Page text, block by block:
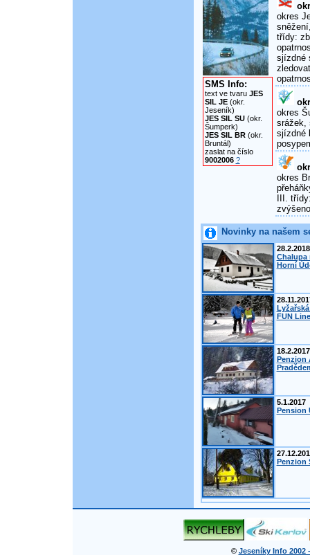
SMS Info:
text ve tvaru JES
SIL JE(okr.
Jeseník)
JES SIL SU(okr.
Šumperk)
JES SIL BR(okr.
Bruntál)
zaslat na číslo
9002006 ?
okres
třídy:
sjízdné
okres
srážek,
sjízdné
okres
III.
Novinky na našem
28.2.2018
Chalupa
Horní
FUN
18.2.2017
Penzion
5.1.2017
Pension
Penzion
© Jeseníky Info 2002